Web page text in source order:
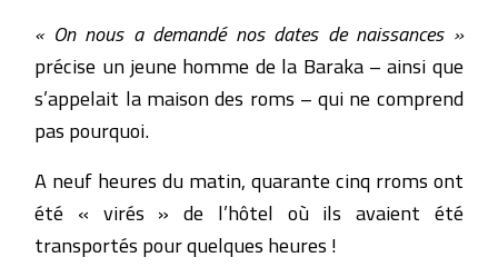
« On nous a demandé nos dates de naissances »
précise un jeune homme de la Baraka – ainsi que
s’appelait la maison des roms – qui ne comprend
pas pourquoi.
A neuf heures du matin, quarante cinq rroms ont
été « virés » de l’hôtel où ils avaient été
transportés pour quelques heures !